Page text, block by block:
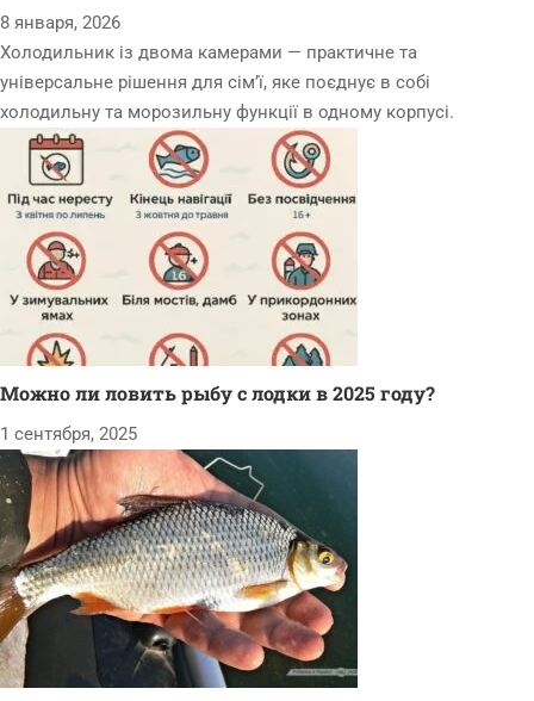
8 января, 2026
Холодильник із двома камерами — практичне та
універсальне рішення для сім’ї, яке поєднує в собі
холодильну та морозильну функції в одному корпусі.
Можно ли ловить рыбу с лодки в 2025 году?
1 сентября, 2025